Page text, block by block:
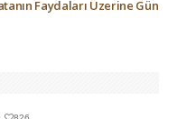
Faydaları Üzerine Güncel